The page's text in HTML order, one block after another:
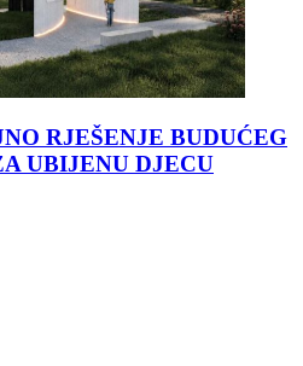
RJEŠENJE BUDUĆEG
UBIJENU DJECU